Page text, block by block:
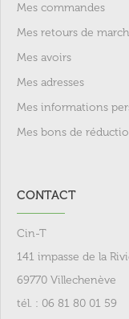
Mes commandes
Mes retours de
Mes avoirs
Mes adresses
Mes informations
Mes bons de
CONTACT
Cin-T
141 impasse de la
69770 Villechenève
tél. : 06 81 80 01 59